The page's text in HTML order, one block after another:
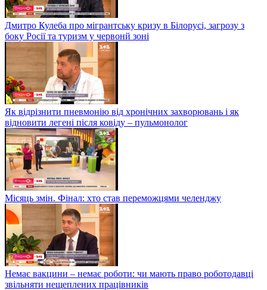
Дмитро Кулеба про мігрантську кризу в Білорусі, загрозу з
боку Росії та туризм у червонй зоні
Як відрізнити пневмонію від хронічних захворювань і як
відновити легені після ковіду – пульмонолог
Місяць змін. Фінал: хто став переможцями челенджу
Немає вакцини – немає роботи: чи мають право роботодавці
звільняти нещеплених працівників